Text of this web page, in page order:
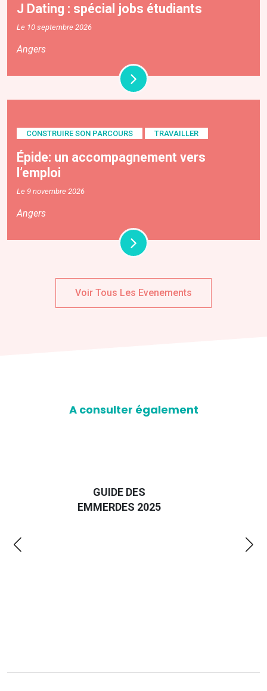
J Dating : spécial jobs étudiants
Le 10 septembre 2026
Angers
CONSTRUIRE SON PARCOURS TRAVAILLER
Épide: un accompagnement vers
l’emploi
Le 9 novembre 2026
Angers
Voir Tous Les Evenements
A consulter également
GUIDE DES
EMMERDES 2025